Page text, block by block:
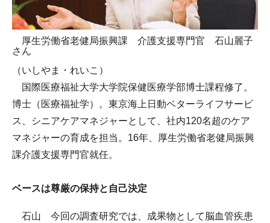
厚生労働省老健局振興課 介護支援専門官 石山麗子
さん
（いしやま・れいこ）
国際医療福祉大学大学院保健医療学部博士課程修了。
博士（医療福祉学）。東京海上日動ベターライフサービ
ス、シニアケアマネジャーとして、社内120名超のケア
マネジャーの育成を担当。16年、厚生労働省老健局振興
課介護支援専門官就任。
ベースは尊厳の保持と自己決定
石山 今回の調査研究では、成果物として脳血管疾患